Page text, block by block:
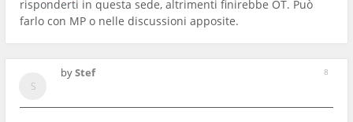
risponderti in questa sede, altrimenti finirebbe OT. Può
farlo con MP o nelle discussioni apposite.
8
byStef